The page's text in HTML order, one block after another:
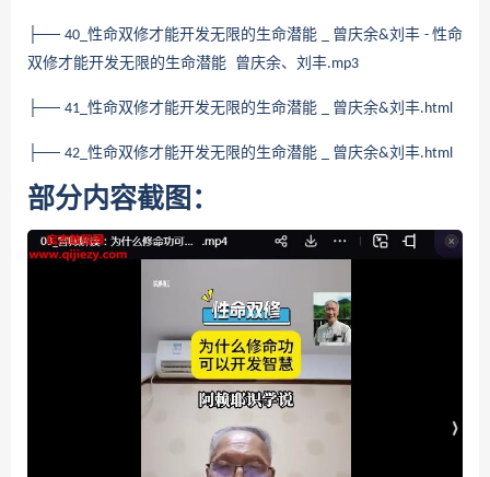
├── 40_ 性命双修才能开发无限的生命潜能 曾庆余&刘丰 - 性命
双修才能开发无限的生命潜能 曾庆余、刘丰.mp3
├── 41_ 性命双修才能开发无限的生命潜能 曾庆余&刘丰.html
├── 42_ 性命双修才能开发无限的生命潜能 曾庆余&刘丰.html
部分内容截图：